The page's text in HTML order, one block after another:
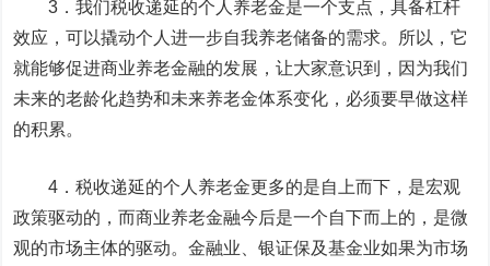
3．我们税收递延的个人养老金是一个支点，具备杠杆
效应，可以撬动个人进一步自我养老储备的需求。所以，它
就能够促进商业养老金融的发展，让大家意识到，因为我们
未来的老龄化趋势和未来养老金体系变化，必须要早做这样
的积累。
4．税收递延的个人养老金更多的是自上而下，是宏观
政策驱动的，而商业养老金融今后是一个自下而上的，是微
观的市场主体的驱动。金融业、银证保及基金业如果为市场